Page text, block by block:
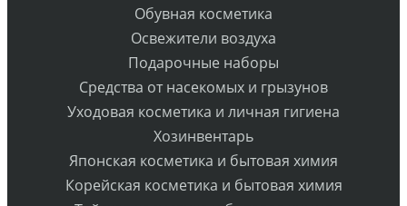
Обувная косметика
Освежители воздуха
Подарочные наборы
Средства от насекомых и грызунов
Уходовая косметика и личная гигиена
Хозинвентарь
Японская косметика и бытовая химия
Корейская косметика и бытовая химия